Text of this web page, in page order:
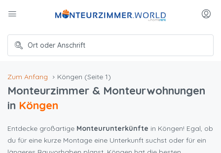
Zum Anfang Köngen (Seite 1)
Monteurzimmer & Monteurwohnungen
in Köngen
Entdecke großartige Monteurunterkünfte in Köngen! Egal, ob
du für eine kurze Montage eine Unterkunft suchst oder für ein